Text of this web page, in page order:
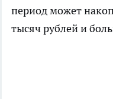
период может
тысяч рублей и